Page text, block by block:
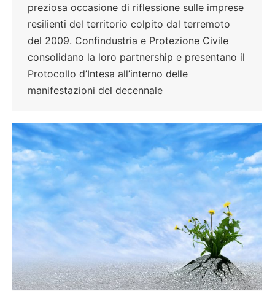
preziosa occasione di riflessione sulle imprese
resilienti del territorio colpito dal terremoto
del 2009. Confindustria e Protezione Civile
consolidano la loro partnership e presentano il
Protocollo d’Intesa all’interno delle
manifestazioni del decennale